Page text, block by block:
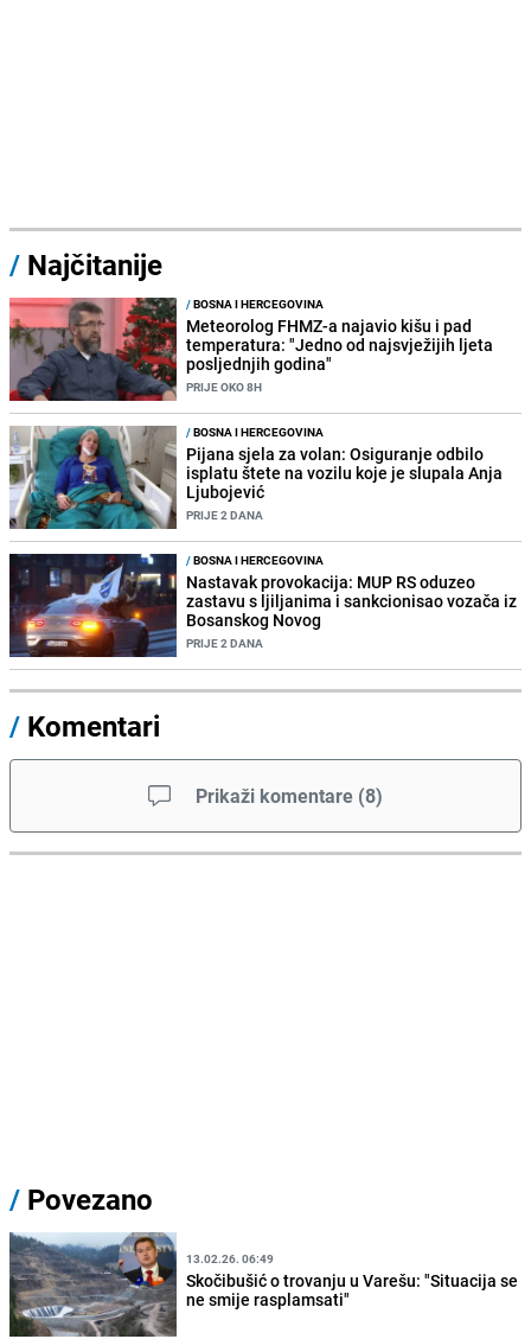
/ Najčitanije
/BOSNA I HERCEGOVINA
Meteorolog FHMZ-a najavio kišu i pad
temperatura: "Jedno od najsvježijih ljeta
posljednjih godina"
PRIJE OKO 8H
/BOSNA I HERCEGOVINA
Pijana sjela za volan: Osiguranje odbilo
isplatu štete na vozilu koje je slupala Anja
Ljubojević
PRIJE 2 DANA
/BOSNA I HERCEGOVINA
Nastavak provokacija: MUP RS oduzeo
zastavu s ljiljanima i sankcionisao vozača iz
Bosanskog Novog
PRIJE 2 DANA
/ Komentari
Prikaži komentare (8)
/ Povezano
13.02.26. 06:49
Skočibušić o trovanju u Varešu: "Situacija se
ne smije rasplamsati"